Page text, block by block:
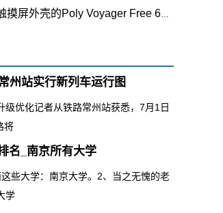
屏外壳的Poly Voyager Free 60 UC耳机
州站实行新列车运行图
级优化记者从铁路常州站获悉，7月1日
将
名_南京所有大学
些大学：南京大学。2、当之无愧的老
学